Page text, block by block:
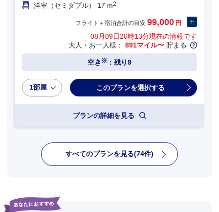
洋室（セミダブル） 17 m2
フライト＋宿泊合計の目安 99,000 円
08月09日20時13分現在の情報です
大人・お一人様： 891マイル〜 貯まる
空き ※ ：残り9
1部屋
プランの詳細を見る
すべてのプランを見る(74件)